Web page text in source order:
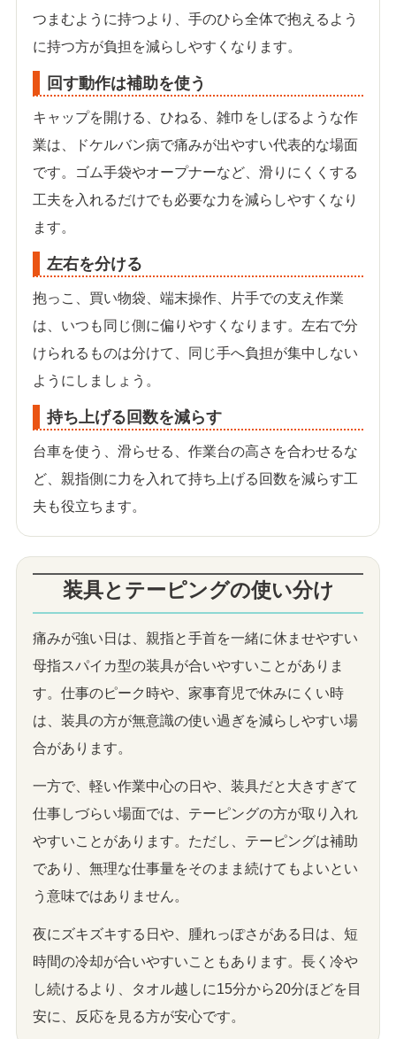
つまむように持つより、手のひら全体で抱えるよう
に持つ方が負担を減らしやすくなります。
回す動作は補助を使う
キャップを開ける、ひねる、雑巾をしぼるような作
業は、ドケルバン病で痛みが出やすい代表的な場面
です。ゴム手袋やオープナーなど、滑りにくくする
工夫を入れるだけでも必要な力を減らしやすくなり
ます。
左右を分ける
抱っこ、買い物袋、端末操作、片手での支え作業
は、いつも同じ側に偏りやすくなります。左右で分
けられるものは分けて、同じ手へ負担が集中しない
ようにしましょう。
持ち上げる回数を減らす
台車を使う、滑らせる、作業台の高さを合わせるな
ど、親指側に力を入れて持ち上げる回数を減らす工
夫も役立ちます。
装具とテーピングの使い分け
痛みが強い日は、親指と手首を一緒に休ませやすい
母指スパイカ型の装具が合いやすいことがありま
す。仕事のピーク時や、家事育児で休みにくい時
は、装具の方が無意識の使い過ぎを減らしやすい場
合があります。
一方で、軽い作業中心の日や、装具だと大きすぎて
仕事しづらい場面では、テーピングの方が取り入れ
やすいことがあります。ただし、テーピングは補助
であり、無理な仕事量をそのまま続けてもよいとい
う意味ではありません。
夜にズキズキする日や、腫れっぽさがある日は、短
時間の冷却が合いやすいこともあります。長く冷や
し続けるより、タオル越しに15分から20分ほどを目
安に、反応を見る方が安心です。